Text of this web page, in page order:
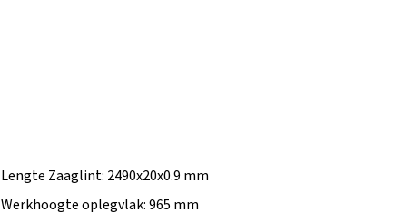
Lengte Zaaglint: 2490x20x0.9 mm
Werkhoogte oplegvlak: 965 mm